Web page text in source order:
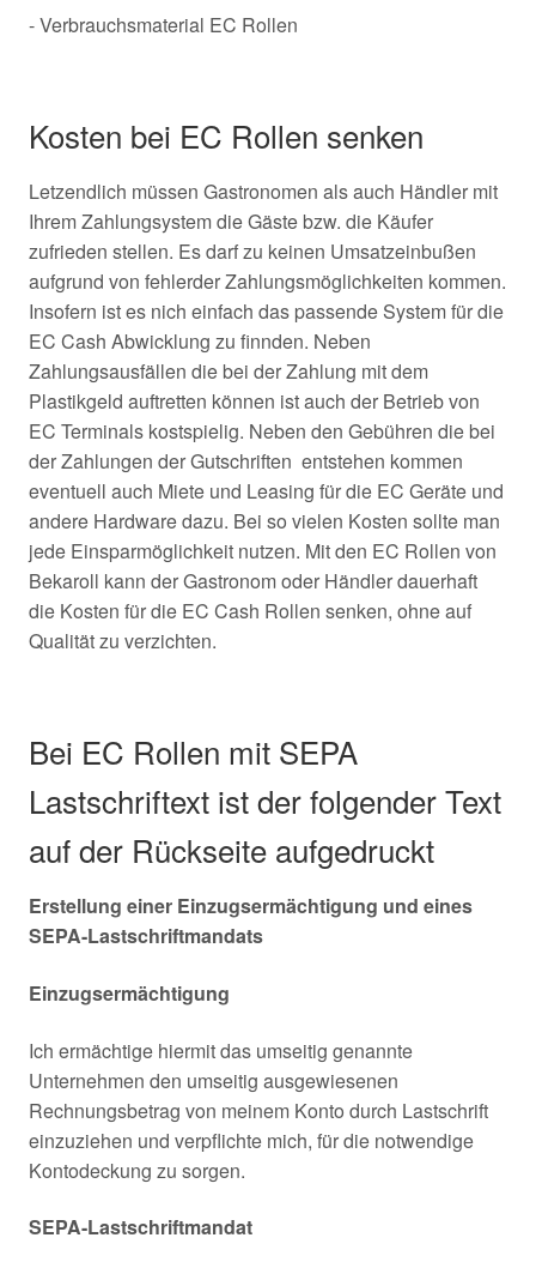
- Verbrauchsmaterial EC Rollen
Kosten bei EC Rollen senken
Letzendlich müssen Gastronomen als auch Händler mit
Ihrem Zahlungsystem die Gäste bzw. die Käufer
zufrieden stellen. Es darf zu keinen Umsatzeinbußen
aufgrund von fehlerder Zahlungsmöglichkeiten kommen.
Insofern ist es nich einfach das passende System für die
EC Cash Abwicklung zu finnden. Neben
Zahlungsausfällen die bei der Zahlung mit dem
Plastikgeld auftretten können ist auch der Betrieb von
EC Terminals kostspielig. Neben den Gebühren die bei
der Zahlungen der Gutschriften entstehen kommen
eventuell auch Miete und Leasing für die EC Geräte und
andere Hardware dazu. Bei so vielen Kosten sollte man
jede Einsparmöglichkeit nutzen. Mit den EC Rollen von
Bekaroll kann der Gastronom oder Händler dauerhaft
die Kosten für die EC Cash Rollen senken, ohne auf
Qualität zu verzichten.
Bei EC Rollen mit SEPA
Lastschriftext ist der folgender Text
auf der Rückseite aufgedruckt
Erstellung einer Einzugsermächtigung und eines
SEPA-Lastschriftmandats
Einzugsermächtigung
Ich ermächtige hiermit das umseitig genannte
Unternehmen den umseitig ausgewiesenen
Rechnungsbetrag von meinem Konto durch Lastschrift
einzuziehen und verpflichte mich, für die notwendige
Kontodeckung zu sorgen.
SEPA-Lastschriftmandat